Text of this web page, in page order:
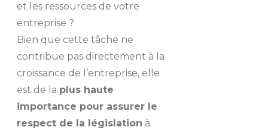
et les ressources de votre
entreprise ?
Bien que cette tâche ne
contribue pas directement à la
croissance de l’entreprise, elle
est de la plus haute
importance pour assurer le
respect de la législation à